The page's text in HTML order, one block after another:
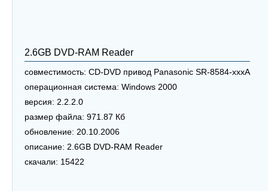
2.6GB DVD-RAM Reader
совместимость: CD-DVD привод Panasonic SR-8584-xxxA
операционная система: Windows 2000
версия: 2.2.2.0
размер файла: 971.87 Кб
обновление: 20.10.2006
описание: 2.6GB DVD-RAM Reader
скачали: 15422